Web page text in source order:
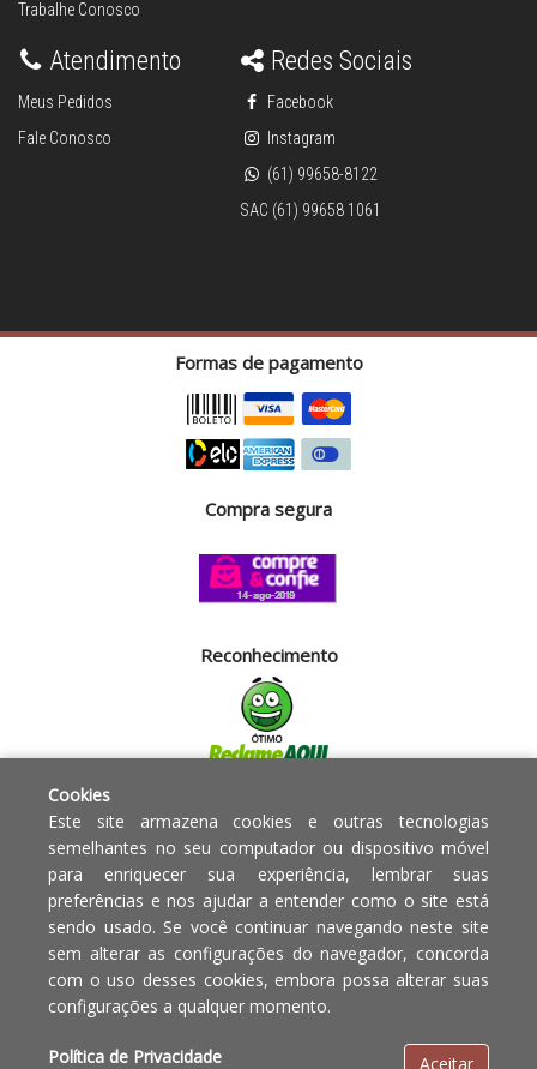
Trabalhe Conosco
Atendimento
Meus Pedidos
Fale Conosco
Redes Sociais
Facebook
Instagram
(61) 99658-8122
SAC (61) 99658 1061
Formas de pagamento
Compra segura
Reconhecimento
Powered by:
Copyright © 2010 - 2017 Razão
social Blumenau - RA OBJETOS PARA
O LAR EIRELI CNPJ -
E loja 33 Asa Sul - Brasília-DF - CEP:
Em caso de divergência de
preços, o valor válido é o do
Cookies
Este site armazena cookies e outras tecnologias
semelhantes no seu computador ou dispositivo móvel
para enriquecer sua experiência, lembrar suas
preferências e nos ajudar a entender como o site está
sendo usado. Se você continuar navegando neste site
sem alterar as configurações do navegador, concorda
com o uso desses cookies, embora possa alterar suas
configurações a qualquer momento.
Política de Privacidade Aceitar